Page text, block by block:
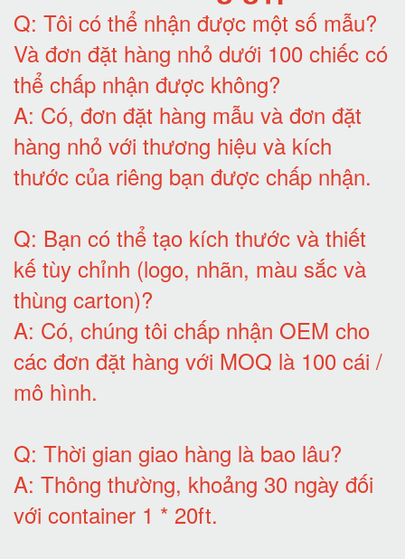
Q: Tôi có thể nhận được một số mẫu?
Và đơn đặt hàng nhỏ dưới 100 chiếc có
thể chấp nhận được không?
A: Có, đơn đặt hàng mẫu và đơn đặt
hàng nhỏ với thương hiệu và kích
thước của riêng bạn được chấp nhận.
Q: Bạn có thể tạo kích thước và thiết
kế tùy chỉnh (logo, nhãn, màu sắc và
thùng carton)?
A: Có, chúng tôi chấp nhận OEM cho
các đơn đặt hàng với MOQ là 100 cái /
mô hình.
Q: Thời gian giao hàng là bao lâu?
A: Thông thường, khoảng 30 ngày đối
với container 1 * 20ft.